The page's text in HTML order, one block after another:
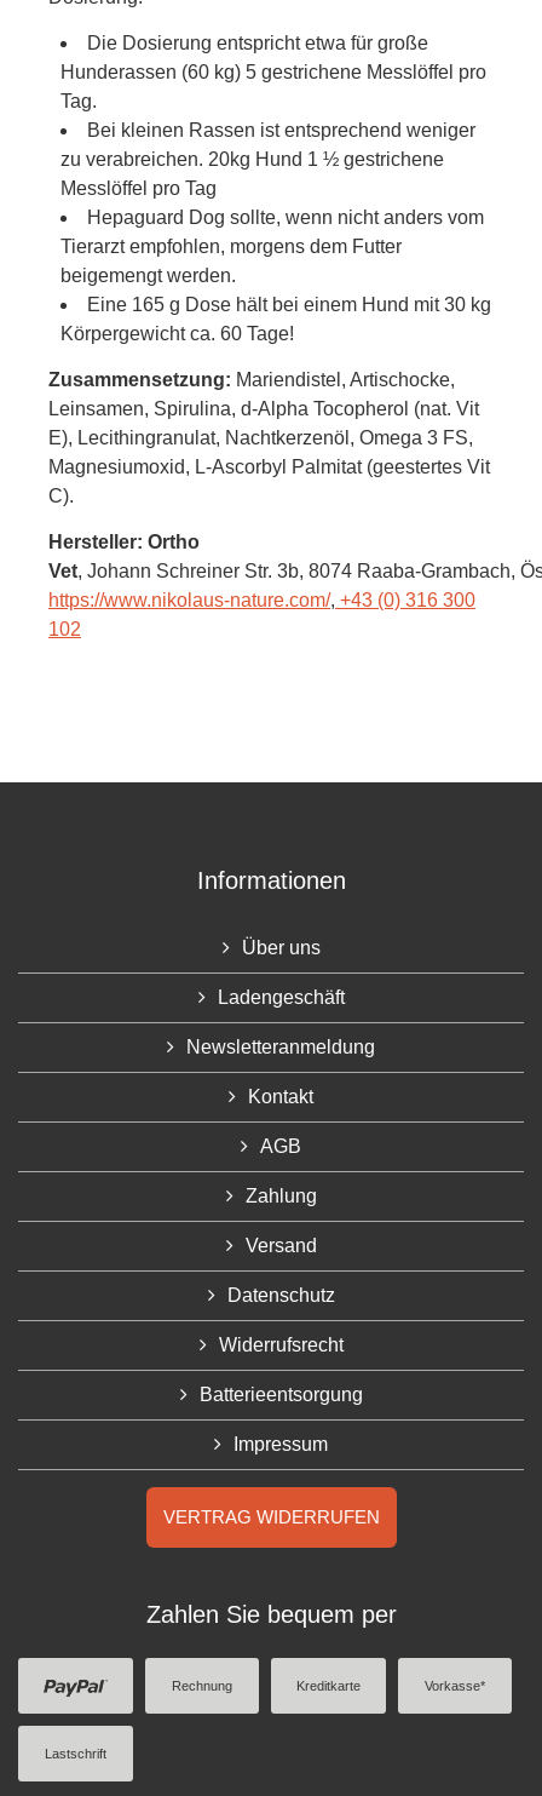
Die Dosierung entspricht etwa für große
Hunderassen (60 kg) 5 gestrichene Messlöffel pro
Tag.
Bei kleinen Rassen ist entsprechend weniger
zu verabreichen. 20kg Hund 1 ½ gestrichene
Messlöffel pro Tag
Hepaguard Dog sollte, wenn nicht anders vom
Tierarzt empfohlen, morgens dem Futter
beigemengt werden.
Eine 165 g Dose hält bei einem Hund mit 30 kg
Körpergewicht ca. 60 Tage!
Zusammensetzung: Mariendistel, Artischocke,
Leinsamen, Spirulina, d-Alpha Tocopherol (nat. Vit
E), Lecithingranulat, Nachtkerzenöl, Omega 3 FS,
Magnesiumoxid, L-Ascorbyl Palmitat (geestertes Vit
C).
Hersteller: Ortho
Vet, Johann Schreiner Str. 3b, 8074 Raaba-Grambach,
https://www.nikolaus-nature.com/, +43 (0) 316 300
102
Informationen
Über uns
Ladengeschäft
Newsletteranmeldung
Kontakt
AGB
Zahlung
Versand
Datenschutz
Widerrufsrecht
Batterieentsorgung
Impressum
VERTRAG WIDERRUFEN
Zahlen Sie bequem per
Rechnung Kreditkarte Vorkasse*
Lastschrift